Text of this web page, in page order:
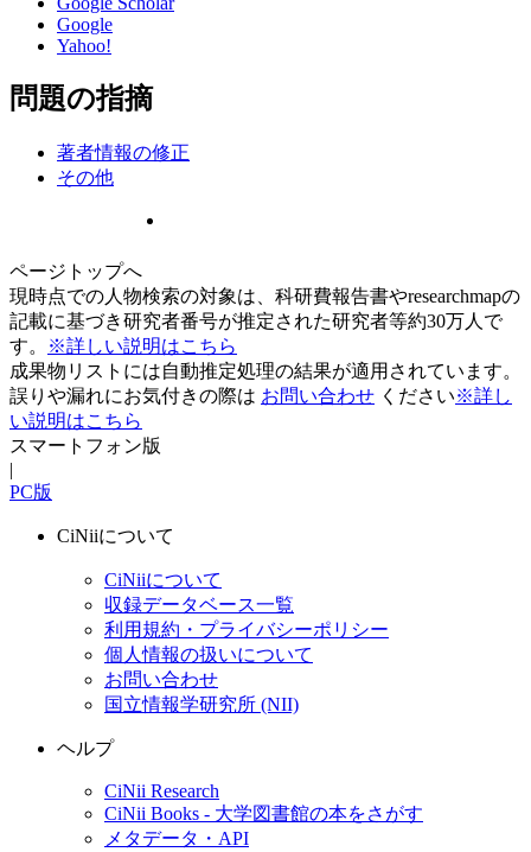
Google
Yahoo!
問題の指摘
著者情報の修正
その他
ページトップへ
現時点での人物検索の対象は、科研費報告書やresearchmapの
記載に基づき研究者番号が推定された研究者等約30万人で
す。
※詳しい説明はこちら
成果物リストには自動推定処理の結果が適用されています。
誤りや漏れにお気付きの際は お問い合わせ ください※詳し
い説明はこちら
スマートフォン版
|
PC版
CiNiiについて
CiNiiについて
収録データベース一覧
利用規約・プライバシーポリシー
個人情報の扱いについて
お問い合わせ
国立情報学研究所 (NII)
ヘルプ
CiNii Research
CiNii Books - 大学図書館の本をさがす
メタデータ・API